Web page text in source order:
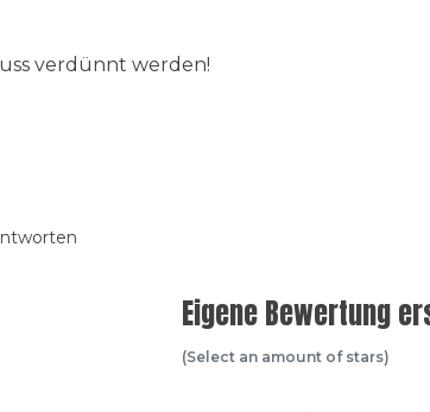
verdünnt werden!
Eigene Bewertung
(Select an amount of stars)